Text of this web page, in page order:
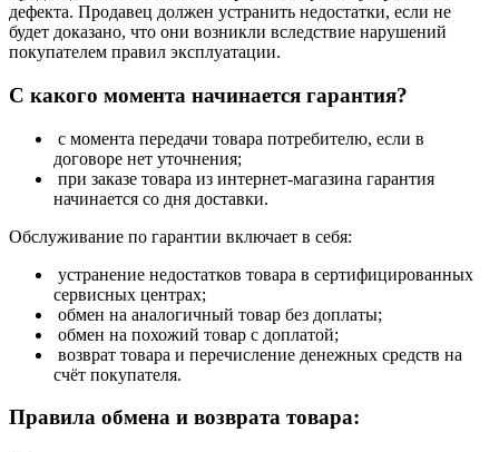
дефекта. Продавец должен устранить недостатки, если не
будет доказано, что они возникли вследствие нарушений
покупателем правил эксплуатации.
С какого момента начинается гарантия?
с момента передачи товара потребителю, если в
договоре нет уточнения;
при заказе товара из интернет-магазина гарантия
начинается со дня доставки.
Обслуживание по гарантии включает в себя:
устранение недостатков товара в сертифицированных
сервисных центрах;
обмен на аналогичный товар без доплаты;
обмен на похожий товар с доплатой;
возврат товара и перечисление денежных средств на
счёт покупателя.
Правила обмена и возврата товара: